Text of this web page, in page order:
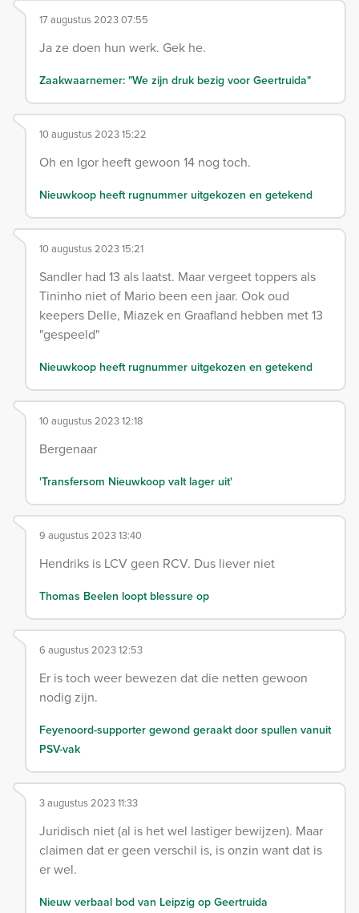
17 augustus 2023 07:55
Ja ze doen hun werk. Gek he.
Zaakwaarnemer: "We zijn druk bezig voor Geertruida"
10 augustus 2023 15:22
Oh en Igor heeft gewoon 14 nog toch.
Nieuwkoop heeft rugnummer uitgekozen en getekend
10 augustus 2023 15:21
Sandler had 13 als laatst. Maar vergeet toppers als
Tininho niet of Mario been een jaar. Ook oud
keepers Delle, Miazek en Graafland hebben met 13
"gespeeld"
Nieuwkoop heeft rugnummer uitgekozen en getekend
10 augustus 2023 12:18
Bergenaar
'Transfersom Nieuwkoop valt lager uit'
9 augustus 2023 13:40
Hendriks is LCV geen RCV. Dus liever niet
Thomas Beelen loopt blessure op
6 augustus 2023 12:53
Er is toch weer bewezen dat die netten gewoon
nodig zijn.
Feyenoord-supporter gewond geraakt door spullen vanuit
PSV-vak
3 augustus 2023 11:33
Juridisch niet (al is het wel lastiger bewijzen). Maar
claimen dat er geen verschil is, is onzin want dat is
er wel.
Nieuw verbaal bod van Leipzig op Geertruida